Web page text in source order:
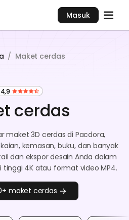
Masuk
/ Maket cerdas
4,9
cerdas
maket 3D cerdas di Pacdora,
kemasan, buku, dan banyak
dan ekspor desain Anda dalam
tinggi 4K atau format video MP4.
maket cerdas